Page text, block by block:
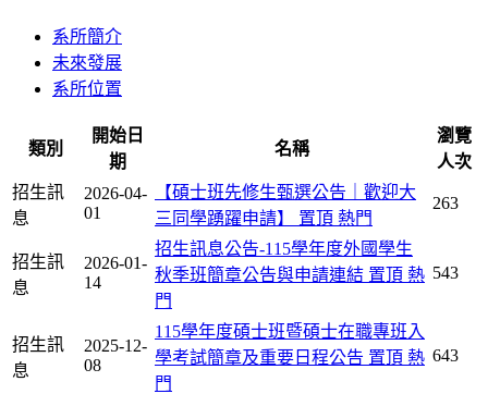
系所簡介
未來發展
系所位置
類別
開始日
期
名稱
瀏覽
人次
招生訊
息
2026-04-
01
【碩士班先修生甄選公告｜歡迎大
三同學踴躍申請】 置頂 熱門
263
招生訊
息
2026-01-
14
招生訊息公告-115學年度外國學生
秋季班簡章公告與申請連結 置頂 熱
門
543
招生訊
息
2025-12-
08
115學年度碩士班暨碩士在職專班入
學考試簡章及重要日程公告 置頂 熱
門
643